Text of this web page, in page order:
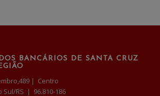
BANCÁRIOS DE SANTA CRUZ
| Centro
Sul/RS | 96.810-186